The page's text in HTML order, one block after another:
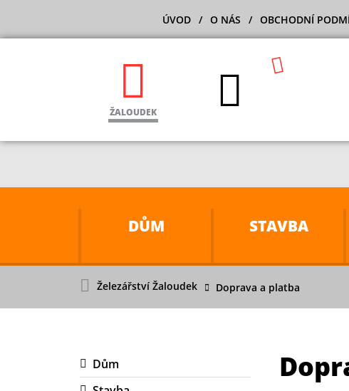
ÚVOD O NÁS OBCHODNÍ
ŽALOUDEK
DŮM STAVBA
Železářství Žaloudek Doprava a platba
Dům